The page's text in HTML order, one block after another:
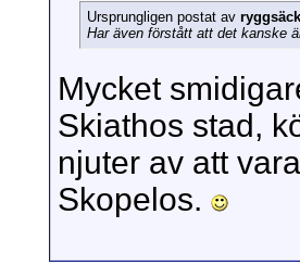
Ursprungligen postat av ryggsäck
Har även förstått att det kanske
Mycket
Skiathos stad,
njuter av att
Skopelos.